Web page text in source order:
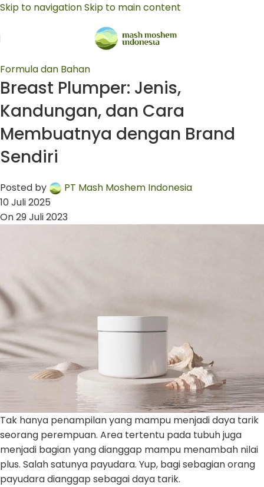
Skip to navigationSkip to main content
Formula dan Bahan
Breast Plumper: Jenis,
Kandungan, dan Cara
Membuatnya dengan Brand
Sendiri
Posted by
PT Mash Moshem Indonesia
10 Juli 2025
On 29 Juli 2023
Tak hanya penampilan yang mampu menjadi daya tarik
seorang perempuan. Area tertentu pada tubuh juga
menjadi bagian yang dianggap mampu menambah nilai
plus. Salah satunya payudara. Yup, bagi sebagian orang
payudara dianggap sebagai daya tarik.